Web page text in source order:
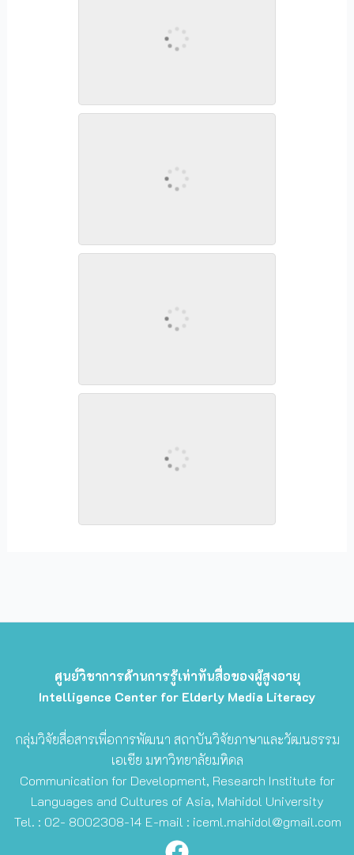
ศูนย์วิชาการด้านการรู้เท่าทันสื่อของผู้สูงอายุ
Intelligence Center for Elderly Media Literacy
กลุ่มวิจัยสื่อสารเพื่อการพัฒนา สถาบันวิจัยภาษาและวัฒนธรรม
เอเชีย มหาวิทยาลัยมหิดล
Communication for Development, Research Institute for
Languages and Cultures of Asia, Mahidol University
Tel. : 02- 8002308-14 E-mail : iceml.mahidol@gmail.com